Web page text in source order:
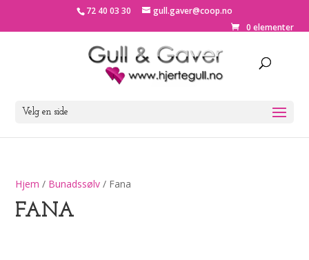
72 40 03 30
gull.gaver@coop.no
0 elementer
Velg en side
Hjem / Bunadssølv / Fana
FANA